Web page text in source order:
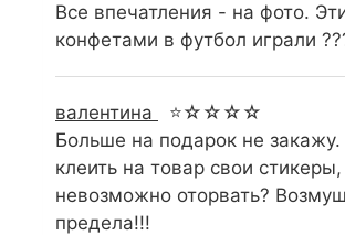
Все впечатления - на фото.
конфетами в футбол играли
валентина
⭐☆☆☆☆
Больше на подарок не
клеить на товар свои
невозможно оторвать?
предела!!!